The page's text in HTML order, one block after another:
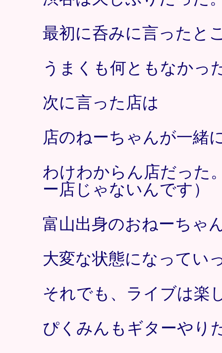
最初に呑みに言ったと
うまくも何ともなかっ
次に言った店は
店のねーちゃんが一緒
わけわからん店だった
ー店じゃないんです）
富山出身のおねーちゃ
大変な状態になってい
それでも、ライブは楽
ぴくみんもギターやり